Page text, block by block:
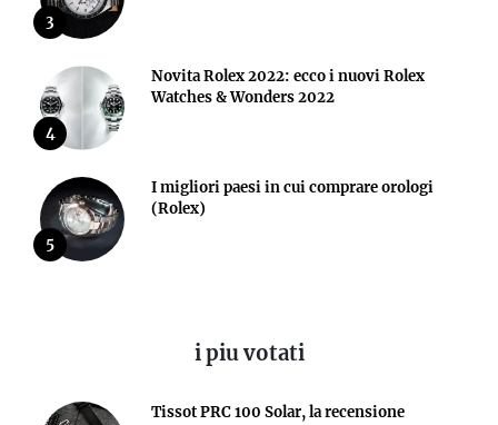
3
4
Novita Rolex 2022: ecco i nuovi Rolex
Watches & Wonders 2022
5
I migliori paesi in cui comprare orologi
(Rolex)
i piu votati
Tissot PRC 100 Solar, la recensione